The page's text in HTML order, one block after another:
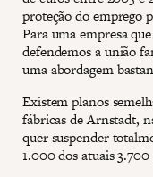
proteção do emprego
Para uma empresa
defendemos a união
uma abordagem
Existem planos
fábricas de Arnstadt,
quer suspender
1.000 dos atuais